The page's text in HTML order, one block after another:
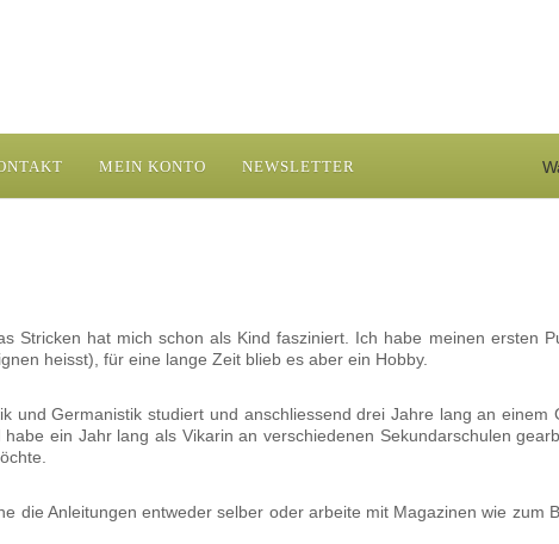
MEIN KONTO NEWSLETTER
Stricken hat mich schon als Kind fasziniert. Ich habe meinen ersten
heisst), für eine lange Zeit blieb es aber ein Hobby.
und Germanistik studiert und anschliessend drei Jahre lang an einem
ein Jahr lang als Vikarin an verschiedenen Sekundarschulen
die Anleitungen entweder selber oder arbeite mit Magazinen wie zum